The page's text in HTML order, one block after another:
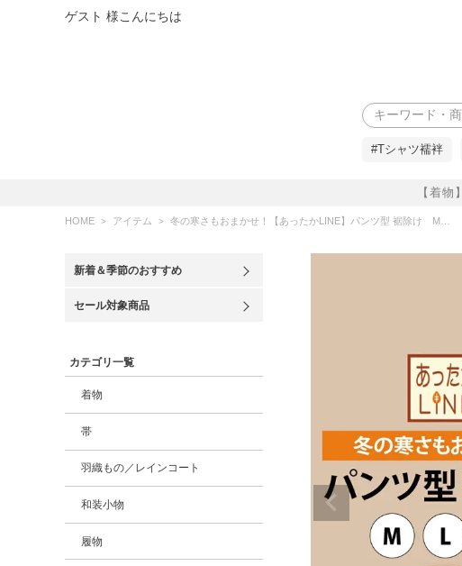
ゲスト 様こんにちは
【着物】
検索
#Tシャツ襦袢
HOME アイテム 冬の寒さもおまかせ！【あったかLINE】パンツ型 裾除け M/L/LL
新着＆季節のおすすめ
セール対象商品
カテゴリ一覧
着物
帯
羽織もの／レインコート
和装小物
履物